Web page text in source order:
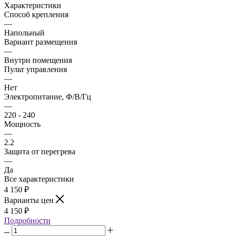
Характеристики
Способ крепления
—
Напольный
Вариант размещения
—
Внутри помещения
Пульт управления
—
Нет
Электропитание, Ф/В/Гц
—
220 - 240
Мощность
—
2.2
Защита от перегрева
—
Да
Все характеристики
4 150 ₽
Варианты цен
4 150 ₽
Подробности